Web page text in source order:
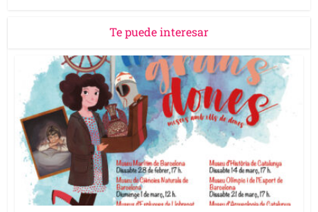
Te puede interesar